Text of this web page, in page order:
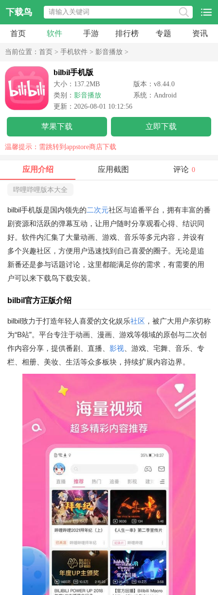
下载鸟
首页 软件 手游 排行榜 专题 资讯
当前位置： 首页 > 手机软件 > 影音播放 >
bilbil手机版
大小：137.2MB
版本：v8.44.0
类别： 影音播放
系统：Android
更新：2026-08-01 10:12:56
苹果下载 立即下载
温馨提示：需跳转到appstore商店下载
应用介绍 应用截图 评论 0
哔哩哔哩版本大全
bilbil手机版是国内领先的二次元社区与追番平台，拥有丰富的番
剧资源和活跃的弹幕互动，让用户随时分享观看心得、结识同
好。软件内汇集了大量动画、游戏、音乐等多元内容，并设有
多个兴趣社区，方便用户迅速找到自己喜爱的圈子。无论是追
新番还是参与话题讨论，这里都能满足你的需求，有需要的用
户可以来下载鸟下载安装。
bilbil官方正版介绍
bilbil致力于打造年轻人喜爱的文化娱乐社区 ，被广大用户亲切称
为“B站”。平台专注于动画、漫画、游戏等领域的原创与二次创
作内容分享，提供番剧、直播、 影视 、游戏、宅舞、音乐、专
栏、相册、美妆、生活等众多板块，持续扩展内容边界。